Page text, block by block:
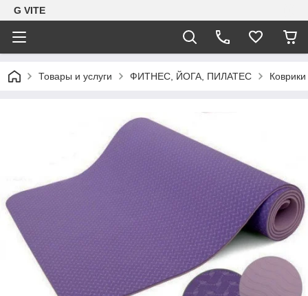
G VITE
Товары и услуги ФИТНЕС, ЙОГА, ПИЛАТЕС